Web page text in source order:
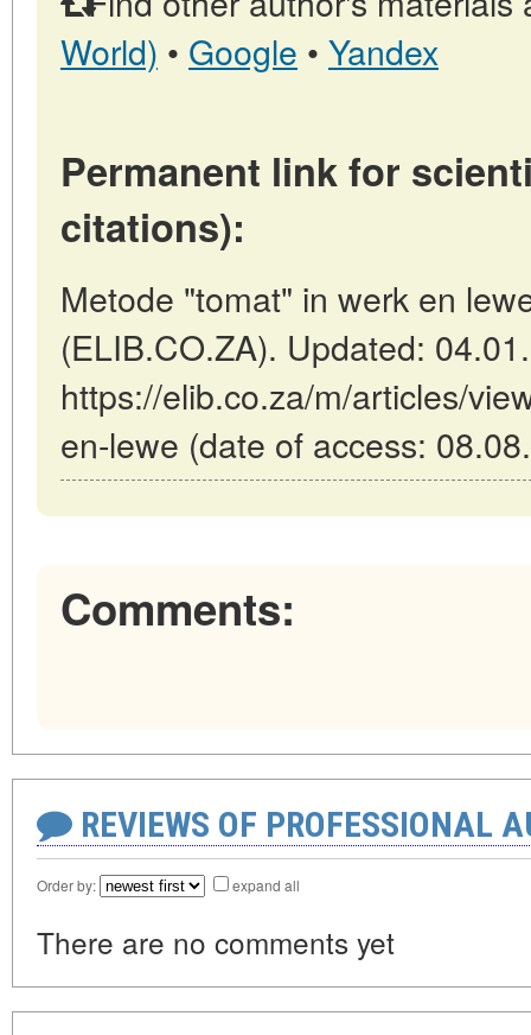
World) • Google • Yandex
Permanent link for
citations):
Metode "tomat" in werk en
(ELIB.CO.ZA). Updated:
https://elib.co.za/m/articles/
en-lewe (date of access:
Comments:
REVIEWS OF PROFESSIONAL
Order by: expand all
There are no comments yet